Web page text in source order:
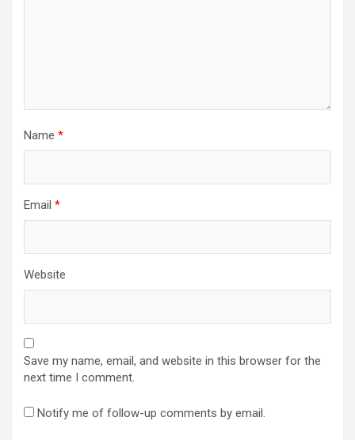
Name *
Email *
Website
Save my name, email, and website in this browser for the
next time I comment.
Notify me of follow-up comments by email.